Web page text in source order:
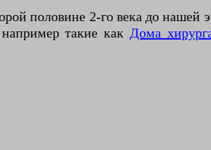
половине 2-го века до нашей
такие как Дома